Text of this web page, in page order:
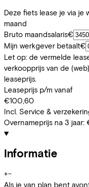
Deze fiets lease je via je
maand
Bruto maandsalaris€
Mijn werkgever betaalt€
Let op: de vermelde
verkoopprijs van de
leaseprijs.
Leaseprijs p/m vanaf
€100,60
Incl. Service &
Overnameprijs na 3 jaar:
Informatie
+−
Als je van plan bent